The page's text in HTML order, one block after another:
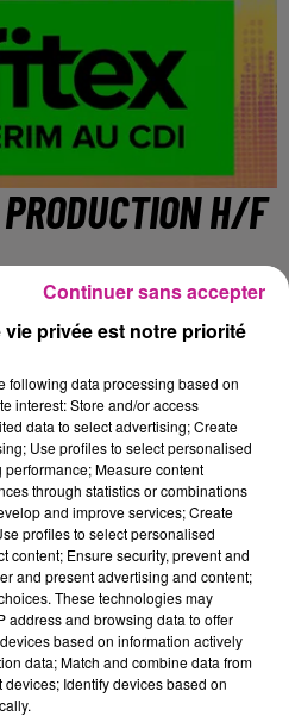
H/F
clients, un opérateur de
des produits suivant les
par le responsable
de réglages
de contrôle des produits
privée est notre priorité
following data processing based on
interest: Store and/or access
data to select advertising; Create
Use profiles to select personalised
Measure content
through statistics or combinations
and improve services; Create
profiles to select personalised
content; Ensure security, prevent and
and present advertising and content;
These technologies may
address and browsing data to offer
based on information actively
data; Match and combine data from
Identify devices based on
Continuer sans accepter